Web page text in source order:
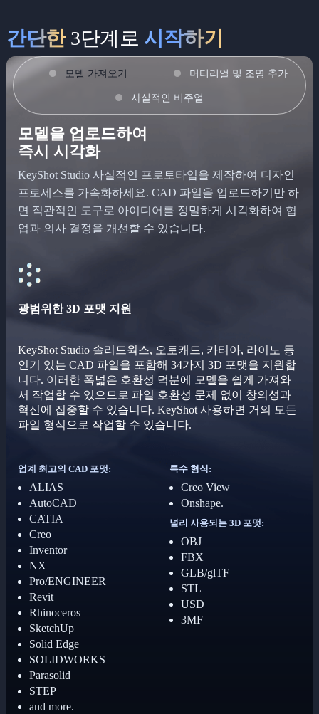
간단한 3단계로 시작하기
모델 가져오기 머티리얼 및 조명 추가
사실적인 비주얼
모델을 업로드하여
즉시 시각화
KeyShot Studio 사실적인 프로토타입을 제작하여 디자인
프로세스를 가속화하세요. CAD 파일을 업로드하기만 하
면 직관적인 도구로 아이디어를 정밀하게 시각화하여 협
업과 의사 결정을 개선할 수 있습니다.
광범위한 3D 포맷 지원
KeyShot Studio 솔리드웍스, 오토캐드, 카티아, 라이노 등
인기 있는 CAD 파일을 포함해 34가지 3D 포맷을 지원합
니다. 이러한 폭넓은 호환성 덕분에 모델을 쉽게 가져와
서 작업할 수 있으므로 파일 호환성 문제 없이 창의성과
혁신에 집중할 수 있습니다. KeyShot 사용하면 거의 모든
파일 형식으로 작업할 수 있습니다.
업계 최고의 CAD 포맷:
ALIAS
AutoCAD
CATIA
Creo
Inventor
NX
Pro/ENGINEER
Revit
Rhinoceros
SketchUp
Solid Edge
SOLIDWORKS
Parasolid
STEP
and more.
특수 형식:
Creo View
Onshape.
널리 사용되는 3D 포맷:
OBJ
FBX
GLB/glTF
STL
USD
3MF